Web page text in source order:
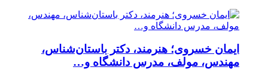
ایمان خسروی؛ هنرمند، دکتر باستان‌شناس،
مهندس، مولف، مدرس دانشگاه و…